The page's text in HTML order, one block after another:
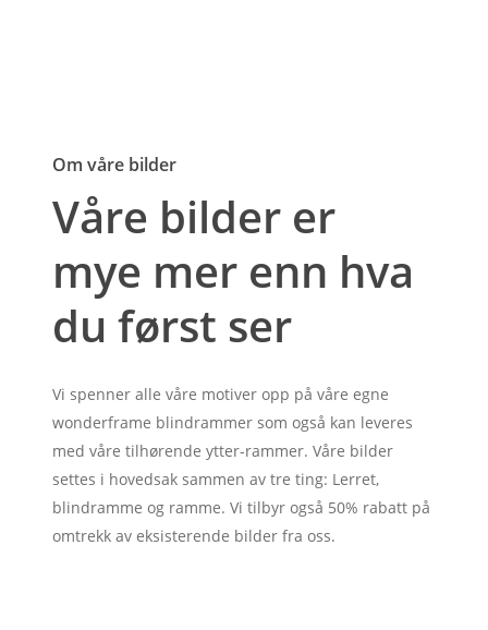
Om våre bilder
Våre bilder er
mye mer enn hva
du først ser
Vi spenner alle våre motiver opp på våre egne
wonderframe blindrammer som også kan leveres
med våre tilhørende ytter-rammer. Våre bilder
settes i hovedsak sammen av tre ting: Lerret,
blindramme og ramme. Vi tilbyr også 50% rabatt på
omtrekk av eksisterende bilder fra oss.